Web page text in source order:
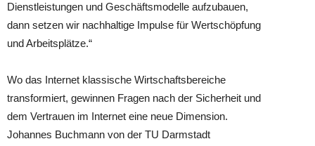
Dienstleistungen und Geschäftsmodelle aufzubauen,
dann setzen wir nachhaltige Impulse für Wertschöpfung
und Arbeitsplätze.“
Wo das Internet klassische Wirtschaftsbereiche
transformiert, gewinnen Fragen nach der Sicherheit und
dem Vertrauen im Internet eine neue Dimension.
Johannes Buchmann von der TU Darmstadt